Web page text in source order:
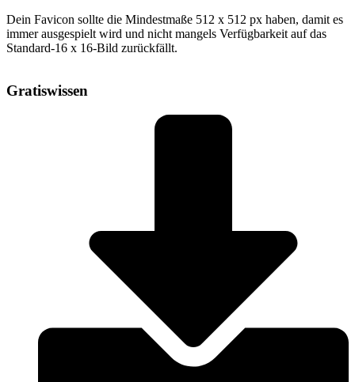
Dein Favicon sollte die Mindestmaße 512 x 512 px haben, damit es
immer ausgespielt wird und nicht mangels Verfügbarkeit auf das
Standard-16 x 16-Bild zurückfällt.
Gratiswissen